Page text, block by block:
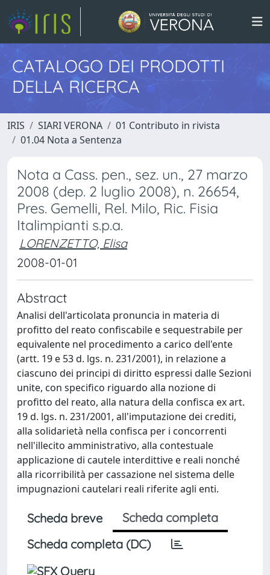
CATALOGO DEI PRODOTTI
DELLA RICERCA
IRIS SIARI VERONA
01 Contributo in rivista
01.04 Nota a Sentenza
Nota a Cass. pen., sez. un., 27 marzo
2008 (dep. 2 luglio 2008), n. 26654,
Pres. Gemelli, Rel. Milo, Ric. Fisia
Italimpianti s.p.a.
LORENZETTO, Elisa
2008-01-01
Abstract
Analisi dell'articolata pronuncia in materia di
profitto del reato confiscabile e sequestrabile per
equivalente nel procedimento a carico dell'ente
(artt. 19 e 53 d. lgs. n. 231/2001), in relazione a
ciascuno dei principi di diritto espressi dalle Sezioni
unite, con specifico riguardo alla nozione di
profitto del reato, alla natura della confisca ex art.
19 d. lgs. n. 231/2001, all'imputazione dei crediti,
alla solidarietà nella confisca per i concorrenti
nell'illecito amministrativo, alla contestuale
applicazione di cautele interdittive e reali nonché
alla ricorribilità per cassazione nel sistema delle
impugnazioni cautelari reali riferite agli enti.
Scheda breve
Scheda completa
Scheda completa (DC)